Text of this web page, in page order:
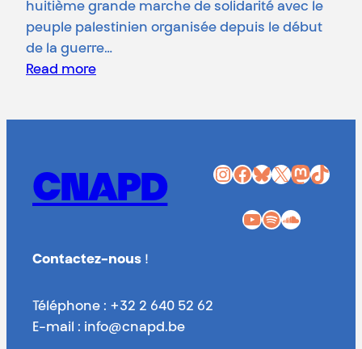
huitième grande marche de solidarité avec le
peuple palestinien organisée depuis le début
de la guerre…
Read more
CNAPD InstagramFacebook Bluesky X Mastodon TikTok
YouTube Spotify SoundCloud
Contactez-nous !
Téléphone : +32 2 640 52 62
E-mail : info@cnapd.be